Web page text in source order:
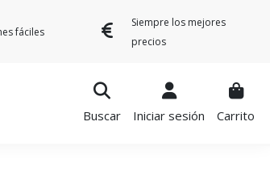
fáciles
Siempre los mejores
precios
Buscar Iniciar sesión Carrito